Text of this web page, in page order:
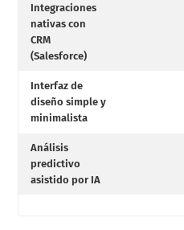
Integraciones
nativas con
CRM
(Salesforce)
Interfaz de
diseño simple y
minimalista
Análisis
predictivo
asistido por IA